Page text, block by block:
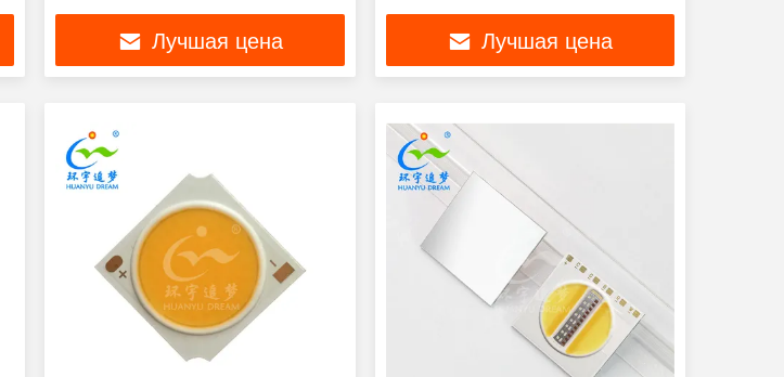
Лучшая цена
2700K+6500K
Лучшая цена